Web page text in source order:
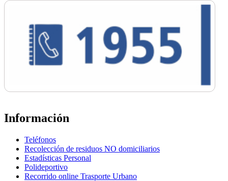
Información
Teléfonos
Recolección de residuos NO domiciliarios
Estadísticas Personal
Polideportivo
Recorrido online Trasporte Urbano